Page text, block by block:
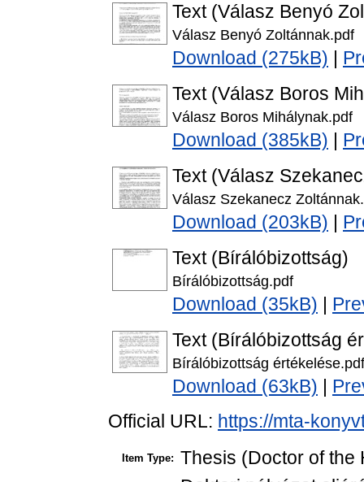
Text (Válasz Benyó
Válasz Benyó Zoltánnak.pdf
Download (275kB)
Text (Válasz Boros
Válasz Boros Mihálynak.pdf
Download (385kB)
Text (Válasz
Válasz Szekanecz
Download (203kB)
Text (Bírálóbizottság)
Bírálóbizottság.pdf
Download (35kB)
Text (Bírálóbizottság
Bírálóbizottság értékelése.pdf
Download (63kB)
Official URL: https://mta-
Item Type: Thesis (Doctor of the